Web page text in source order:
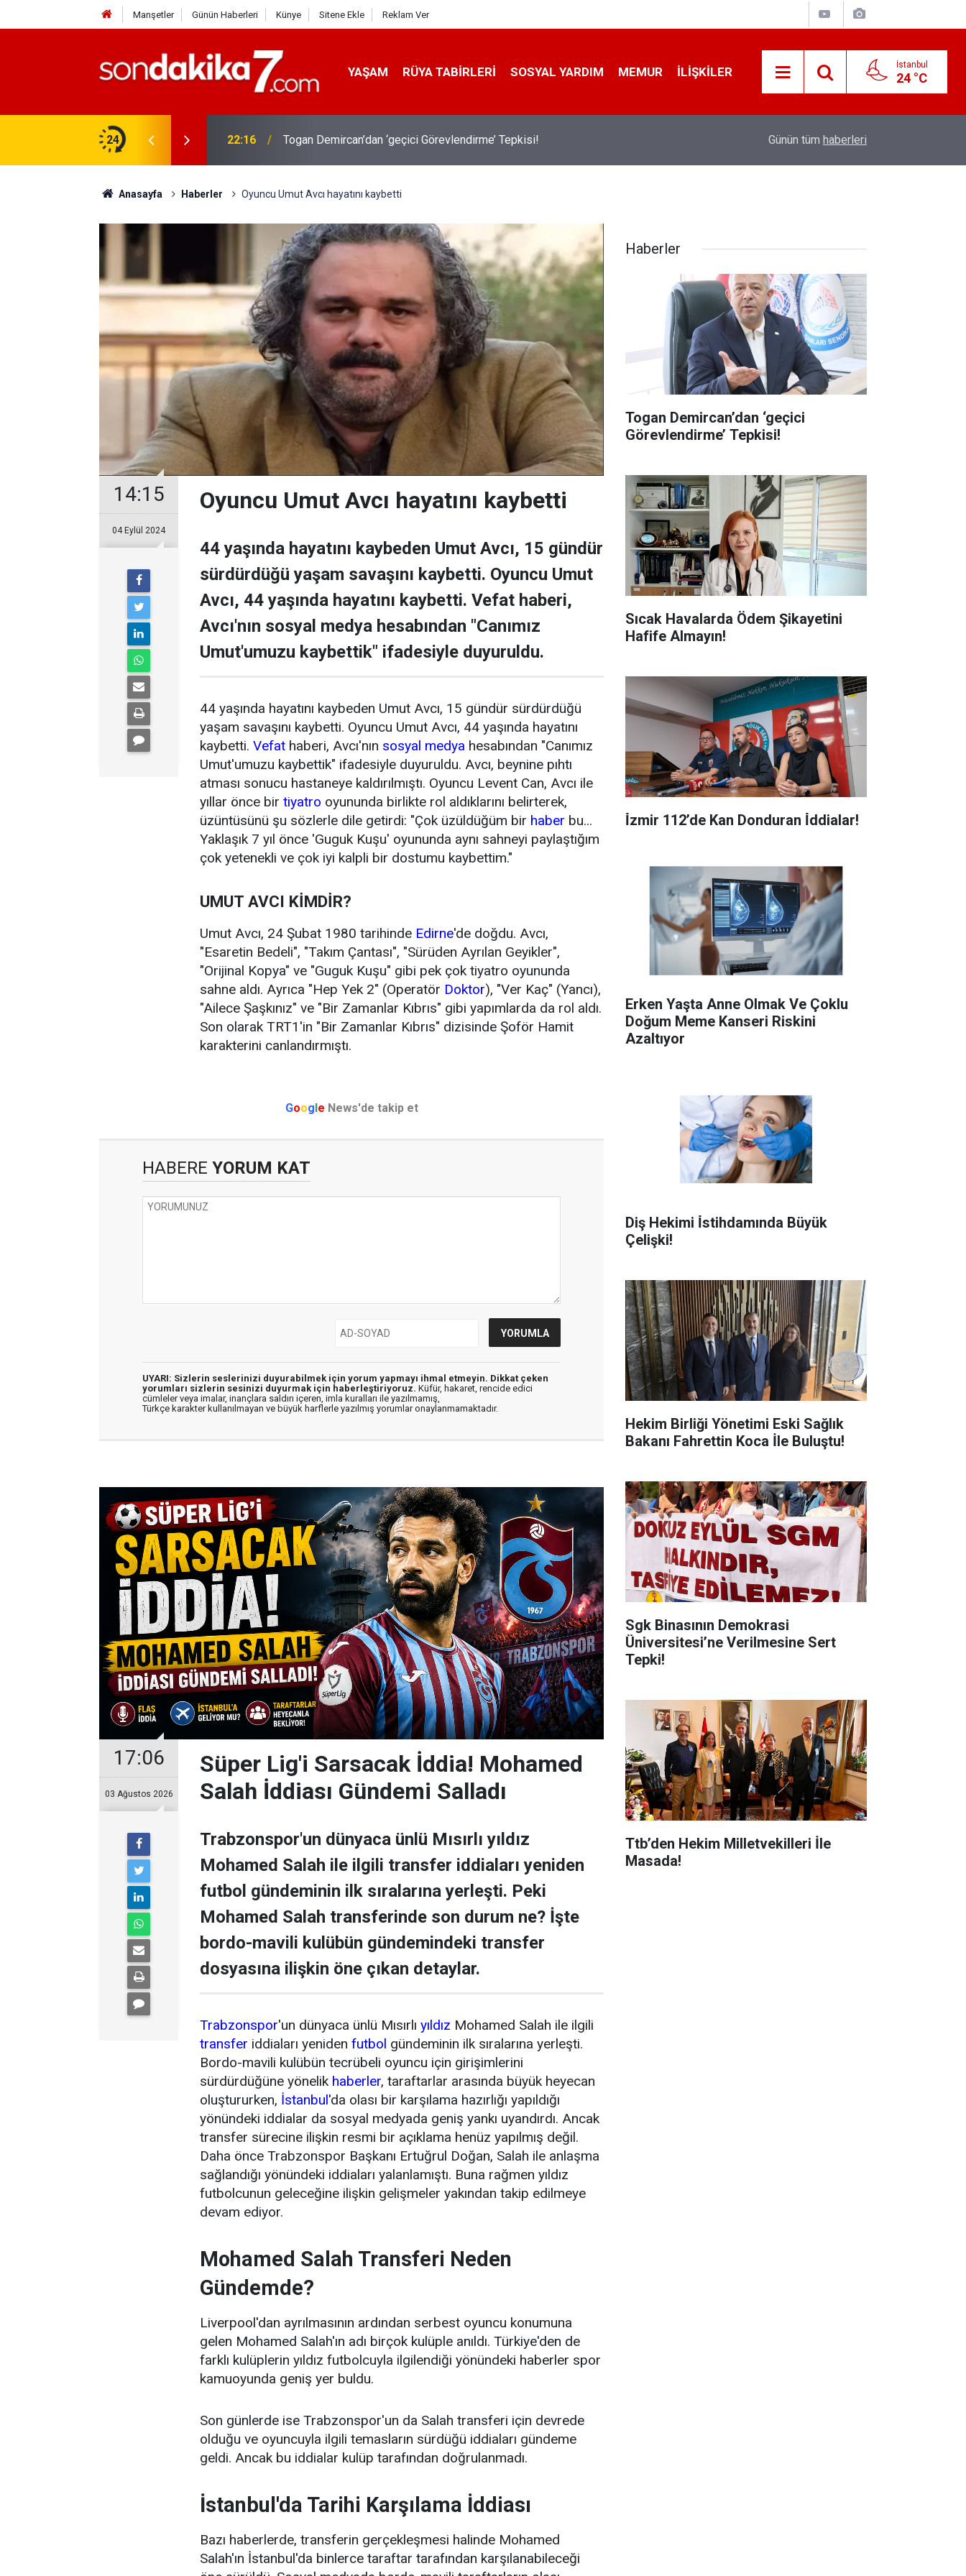
Manşetler Günün Haberleri Künye Sitene Ekle Reklam Ver
YAŞAM RÜYA TABIRLERI SOSYAL YARDIM MEMUR İLIŞKILER İstanbul
24 °C
24 22:16 Togan Demircan’dan ‘geçici Görevlendirme’ Tepkisi! Sıcak Havalarda Ödem Şikayetini Hafife
Günün tüm haberleri
Anasayfa Haberler Oyuncu Umut Avcı hayatını kaybetti
14:15
04 Eylül 2024
Oyuncu Umut Avcı hayatını kaybetti
44 yaşında hayatını kaybeden Umut Avcı, 15 gündür
sürdürdüğü yaşam savaşını kaybetti. Oyuncu Umut
Avcı, 44 yaşında hayatını kaybetti. Vefat haberi,
Avcı'nın sosyal medya hesabından "Canımız
Umut'umuzu kaybettik" ifadesiyle duyuruldu.
44 yaşında hayatını kaybeden Umut Avcı, 15 gündür sürdürdüğü
yaşam savaşını kaybetti. Oyuncu Umut Avcı, 44 yaşında hayatını
kaybetti. Vefat haberi, Avcı'nın sosyal medya hesabından "Canımız
Umut'umuzu kaybettik" ifadesiyle duyuruldu. Avcı, beynine pıhtı
atması sonucu hastaneye kaldırılmıştı. Oyuncu Levent Can, Avcı ile
yıllar önce bir tiyatro oyununda birlikte rol aldıklarını belirterek,
üzüntüsünü şu sözlerle dile getirdi: "Çok üzüldüğüm bir haber bu...
Yaklaşık 7 yıl önce 'Guguk Kuşu' oyununda aynı sahneyi paylaştığım
çok yetenekli ve çok iyi kalpli bir dostumu kaybettim."
UMUT AVCI KİMDİR?
Umut Avcı, 24 Şubat 1980 tarihinde Edirne'de doğdu. Avcı,
"Esaretin Bedeli", "Takım Çantası", "Sürüden Ayrılan Geyikler",
"Orijinal Kopya" ve "Guguk Kuşu" gibi pek çok tiyatro oyununda
sahne aldı. Ayrıca "Hep Yek 2" (Operatör Doktor), "Ver Kaç" (Yancı),
"Ailece Şaşkınız" ve "Bir Zamanlar Kıbrıs" gibi yapımlarda da rol aldı.
Son olarak TRT1'in "Bir Zamanlar Kıbrıs" dizisinde Şoför Hamit
karakterini canlandırmıştı.
Google News'de takip et
HABERE YORUM KAT
UYARI: Sizlerin seslerinizi duyurabilmek için yorum yapmayı ihmal etmeyin. Dikkat çeken
yorumları sizlerin sesinizi duyurmak için haberleştiriyoruz. Küfür, hakaret, rencide edici
cümleler veya imalar, inançlara saldırı içeren, imla kuralları ile yazılmamış,
Türkçe karakter kullanılmayan ve büyük harflerle yazılmış yorumlar onaylanmamaktadır.
17:06
03 Ağustos 2026
Süper Lig'i Sarsacak İddia! Mohamed
Salah İddiası Gündemi Salladı
Trabzonspor'un dünyaca ünlü Mısırlı yıldız
Mohamed Salah ile ilgili transfer iddiaları yeniden
futbol gündeminin ilk sıralarına yerleşti. Peki
Mohamed Salah transferinde son durum ne? İşte
bordo-mavili kulübün gündemindeki transfer
dosyasına ilişkin öne çıkan detaylar.
Trabzonspor'un dünyaca ünlü Mısırlı yıldız Mohamed Salah ile ilgili
transfer iddiaları yeniden futbol gündeminin ilk sıralarına yerleşti.
Bordo-mavili kulübün tecrübeli oyuncu için girişimlerini
sürdürdüğüne yönelik haberler, taraftarlar arasında büyük heyecan
oluştururken, İstanbul'da olası bir karşılama hazırlığı yapıldığı
yönündeki iddialar da sosyal medyada geniş yankı uyandırdı. Ancak
transfer sürecine ilişkin resmi bir açıklama henüz yapılmış değil.
Daha önce Trabzonspor Başkanı Ertuğrul Doğan, Salah ile anlaşma
sağlandığı yönündeki iddiaları yalanlamıştı. Buna rağmen yıldız
futbolcunun geleceğine ilişkin gelişmeler yakından takip edilmeye
devam ediyor.
Mohamed Salah Transferi Neden
Gündemde?
Liverpool'dan ayrılmasının ardından serbest oyuncu konumuna
gelen Mohamed Salah'ın adı birçok kulüple anıldı. Türkiye'den de
farklı kulüplerin yıldız futbolcuyla ilgilendiği yönündeki haberler spor
kamuoyunda geniş yer buldu.
Son günlerde ise Trabzonspor'un da Salah transferi için devrede
olduğu ve oyuncuyla ilgili temasların sürdüğü iddiaları gündeme
geldi. Ancak bu iddialar kulüp tarafından doğrulanmadı.
İstanbul'da Tarihi Karşılama İddiası
Bazı haberlerde, transferin gerçekleşmesi halinde Mohamed
Salah'ın İstanbul'da binlerce taraftar tarafından karşılanabileceği
Haberler
Togan Demircan’dan ‘geçici
Görevlendirme’ Tepkisi!
Sıcak Havalarda Ödem Şikayetini
Hafife Almayın!
İ̇zmir 112’de Kan Donduran İ̇ddialar!
Erken Yaşta Anne Olmak Ve Çoklu
Doğum Meme Kanseri Riskini
Azaltıyor
Diş Hekimi İ̇stihdamında Büyük
Çelişki!
Hekim Birliği Yönetimi Eski Sağlık
Bakanı Fahrettin Koca İle Buluştu!
Sgk Binasının Demokrasi
Üniversitesi’ne Verilmesine Sert
Tepki!
Ttb’den Hekim Milletvekilleri İle
Masada!